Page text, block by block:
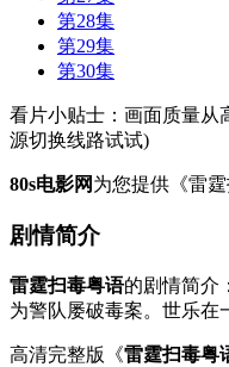
第28集
第29集
第30集
看片小贴士：画面质量从
源切换线路试试)
80s电影网为您提供《雷
剧情简介
雷霆扫毒粤语的剧情简介
为警队屡破毒案。世乐在
高清完整版《雷霆扫毒粤